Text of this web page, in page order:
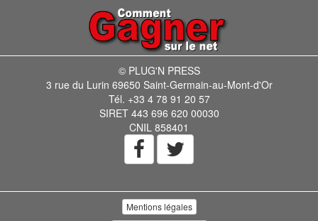
© PLUG'N PRESS
3 rue du Lurin 69650 Saint-Germain-au-Mont-d'Or
Tél. +33 4 78 91 20 57
SIRET 443 696 620 00030
CNIL 858401
Mentions légales